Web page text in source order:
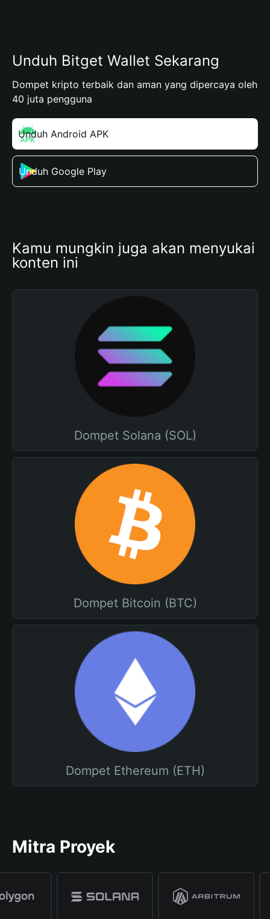
Unduh Bitget Wallet Sekarang
Dompet kripto terbaik dan aman yang dipercaya oleh
40 juta pengguna
Unduh Android APK
Unduh Google Play
Kamu mungkin juga akan menyukai
konten ini
Dompet Solana (SOL)
Dompet Bitcoin (BTC)
Dompet Ethereum (ETH)
Mitra Proyek